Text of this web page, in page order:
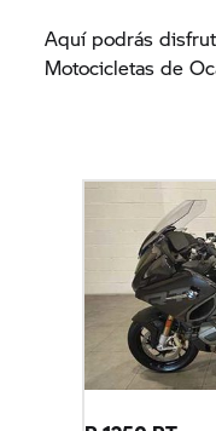
Aquí podrás
Motocicletas de